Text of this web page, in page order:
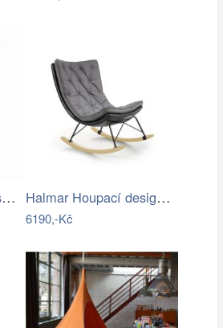
Tempo Kondela Závěsné křeslo AMADO 2… Halmar Houpací designové křeslo Indigo,…
6190,-Kč